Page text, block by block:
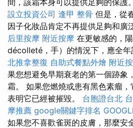
間，該霜本身可以提供足夠的保護。
設立投資公司 逢甲 整骨 但是，從
因子化妝品肯定不再提供足夠和廣
后里按摩 附近按摩 在更敏感的，
décolleté，手）的情況下，應全年
北推拿整復 自助式餐點外燴 附近
果您想避免早期衰老的第一個跡象
霜。 如果您燃燒或患有黑色素瘤
表明它已經被摧毀。 台胞證台北
摩推薦 google關鍵字排名
如果您不喜歡雀斑的皮膚，那麼安